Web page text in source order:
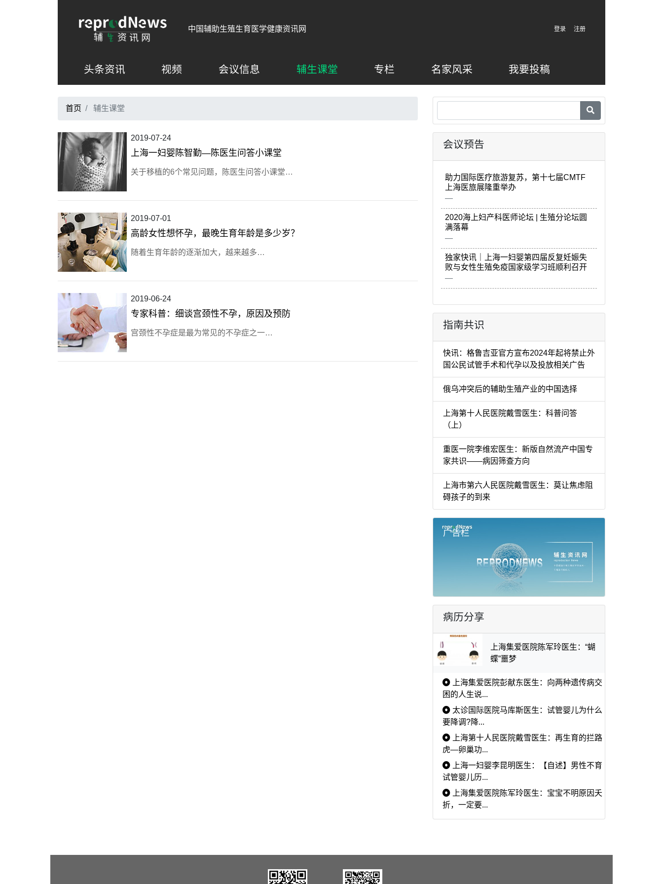
中国辅助生殖生育医学健康资讯网 登录 注册
头条资讯 视频 会议信息 辅生课堂 专栏 名家风采 我要投稿
首页 辅生课堂
2019-07-24
上海一妇婴陈智勤—陈医生问答小课堂
关于移植的6个常见问题，陈医生问答小课堂…
2019-07-01
高龄女性想怀孕，最晚生育年龄是多少岁？
随着生育年龄的逐渐加大，越来越多…
2019-06-24
专家科普：细谈宫颈性不孕，原因及预防
宫颈性不孕症是最为常见的不孕症之一…
会议预告
助力国际医疗旅游复苏，第十七届CMTF
上海医旅展隆重举办
2020海上妇产科医师论坛 | 生殖分论坛圆
满落幕
独家快讯｜上海一妇婴第四届反复妊娠失
败与女性生殖免疫国家级学习班顺利召开
指南共识
快讯：格鲁吉亚官方宣布2024年起将禁止外
国公民试管手术和代孕以及投放相关广告
俄乌冲突后的辅助生殖产业的中国选择
上海第十人民医院戴雪医生：科普问答
（上）
重医一院李维宏医生：新版自然流产中国专
家共识——病因筛查方向
上海市第六人民医院戴雪医生：莫让焦虑阻
碍孩子的到来
广告栏
病历分享
上海集爱医院陈军玲医生：“蝴
蝶”噩梦
上海集爱医院彭献东医生：向两种遗传病交
困的人生说...
太诊国际医院马库斯医生：试管婴儿为什么
要降调?降...
上海第十人民医院戴雪医生：再生育的拦路
虎—卵巢功...
上海一妇婴李昆明医生：【自述】男性不育
试管婴儿历...
上海集爱医院陈军玲医生：宝宝不明原因夭
折，一定要...